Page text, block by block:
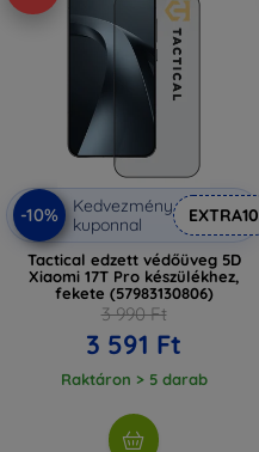
-10%
Kedvezmény
kuponnal
EXTRA10
Tactical edzett védőüveg 5D
Xiaomi 17T Pro készülékhez,
fekete (57983130806)
3 990 Ft
3 591 Ft
Raktáron > 5 darab